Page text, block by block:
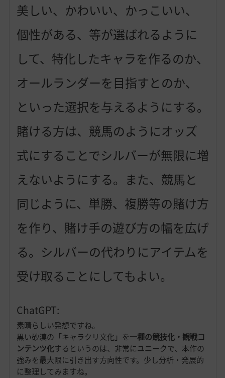
美しい、かわいい、かっこいい、
個性がある、等が選ばれるように
して、特化したキャラを作るのか、
オールランダーを目指すとのか、
といった選択を与えるようにする。
賭ける方は、競馬のようにオッズ
式にすることでシルバーが無限に増
えないようにする。また、競馬と
同じように、単勝、複勝等の賭け方
を作り、賭け手の遊び方の幅を広げ
る。シルバーの代わりにアイテムを
受け取ることにしてもよい。
ChatGPT:
素晴らしい発想ですね。
黒い砂漠の「キャラクリ文化」を一種の競技化・観戦コ
ンテンツ化するというのは、非常にユニークで、本作の
強みを最大限に引き出す方向性です。少し分析・発展的
に整理してみますね。